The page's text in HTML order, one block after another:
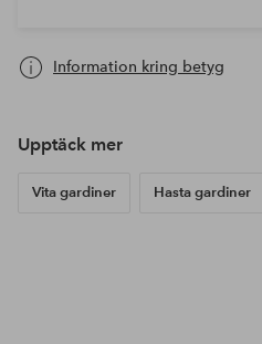
Information kring betyg
Upptäck mer
Vita gardiner Hasta gardiner